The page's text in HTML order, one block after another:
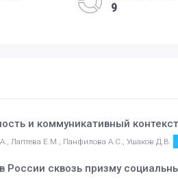
9
и коммуникативный
Лаптева Е.М., Панфилова А.С., Ушаков Д.В.
России сквозь призму